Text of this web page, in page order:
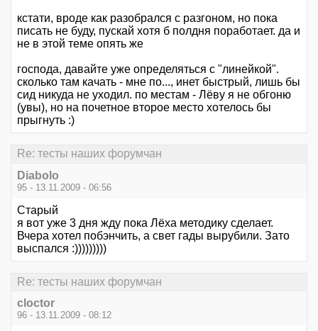
кстати, вроде как разобрался с разгоном, но пока
писать не буду, пускай хотя б полдня поработает. да и
не в этой теме опять же
господа, давайте уже определяться с "линейкой".
сколько там качать - мне по..., инет быстрый, лишь бы
сид никуда не уходил. по местам - Лёву я не обгоню
(увы), но на почетное второе место хотелось бы
прыгнуть :)
Re: тесты наших форумчан
Diabolo
95 - 13.11.2009 - 06:56
Старый
я вот уже 3 дня жду пока Лёха методику сделает.
Вчера хотел побэнчить, а свет гады вырубили. Зато
выспался :)))))))))
Re: тесты наших форумчан
cloctor
96 - 13.11.2009 - 08:12